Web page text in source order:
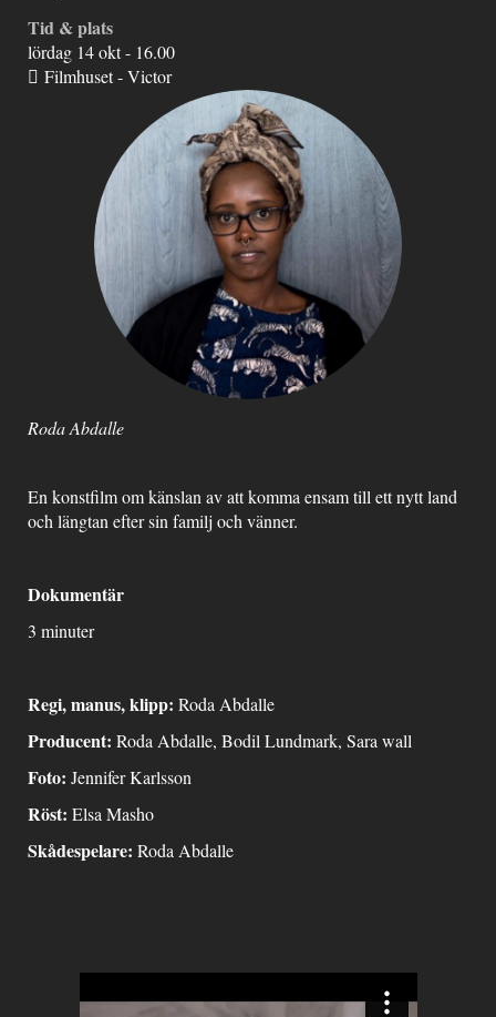
Tid & plats
lördag 14 okt - 16.00
Filmhuset - Victor
Roda Abdalle
En konstfilm om känslan av att komma ensam till ett nytt land
och längtan efter sin familj och vänner.
Dokumentär
3 minuter
Regi, manus, klipp: Roda Abdalle
Producent: Roda Abdalle, Bodil Lundmark, Sara wall
Foto: Jennifer Karlsson
Röst: Elsa Masho
Skådespelare: Roda Abdalle